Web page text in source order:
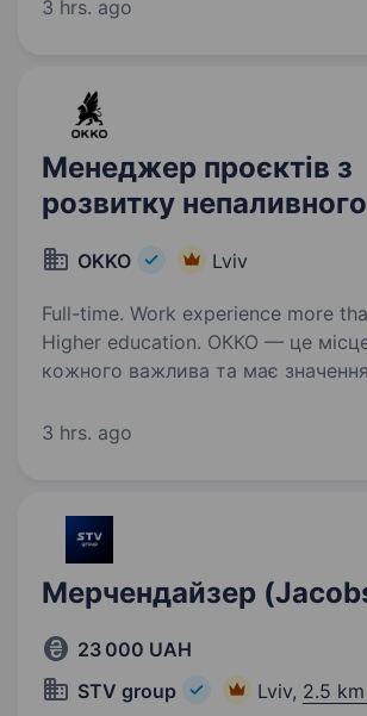
3 hrs. ago
Менеджер проєктів з
розвитку
OKKO Lviv
Full-time. Work experience more
Higher education. ОККО — це місце, де робота
кожного важлива та має
формуймо надійний тил нашої
3 hrs. ago
Мерчендайзер
23 000 UAH
STV group
Lviv, 2.5